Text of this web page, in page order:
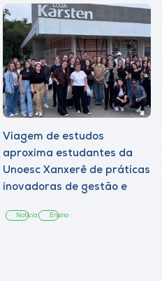
Viagem de estudos
aproxima estudantes da
Unoesc Xanxerê de práticas
inovadoras de gestão e
Notícia Ensino